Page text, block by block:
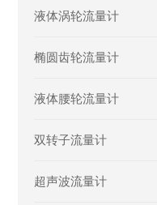
液体涡轮流量计
椭圆齿轮流量计
液体腰轮流量计
双转子流量计
超声波流量计